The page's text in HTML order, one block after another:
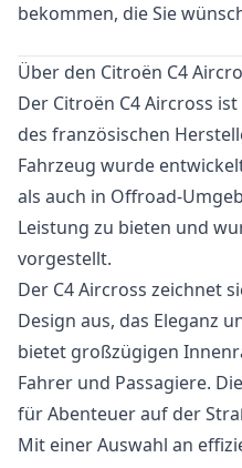
bekommen, die Sie
Über den Citroën C4
Der Citroën C4 Aircross
des französischen
Fahrzeug wurde
als auch in Offroad-
Leistung zu bieten und
vorgestellt.
Der C4 Aircross zeichnet
Design aus, das Eleganz
bietet großzügigen
Fahrer und Passagiere.
für Abenteuer auf der
Mit einer Auswahl an